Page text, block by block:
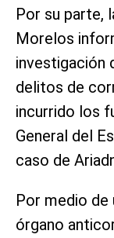
Por su parte,
Morelos
investigación
delitos de
incurrido los
General del
caso de
Por medio de
órgano